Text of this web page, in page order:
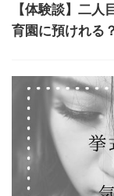
【体験談】二
育園に預けれる